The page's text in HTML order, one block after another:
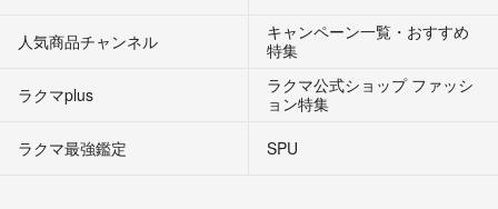
人気商品チャンネル
キャンペーン一覧・おすすめ
特集
ラクマplus
ラクマ公式ショップ ファッシ
ョン特集
ラクマ最強鑑定
SPU